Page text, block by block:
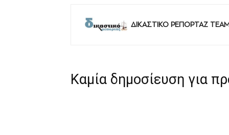
ΔΙΚΑΣΤΙΚΟ ΡΕΠΟΡΤΑΖ
Καμία δημοσίευση για